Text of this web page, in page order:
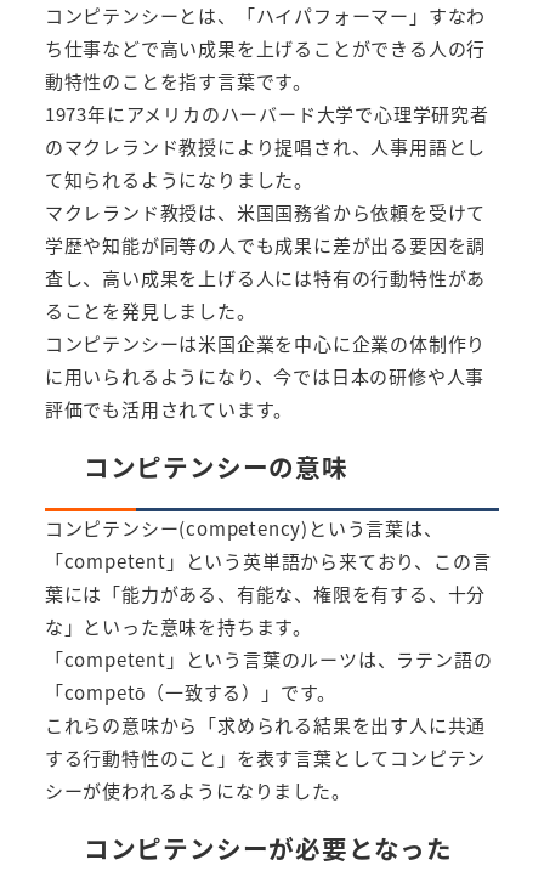
コンピテンシーとは、「ハイパフォーマー」すなわ
ち仕事などで高い成果を上げることができる人の行
動特性のことを指す言葉です。
1973年にアメリカのハーバード大学で心理学研究者
のマクレランド教授により提唱され、人事用語とし
て知られるようになりました。
マクレランド教授は、米国国務省から依頼を受けて
学歴や知能が同等の人でも成果に差が出る要因を調
査し、高い成果を上げる人には特有の行動特性があ
ることを発見しました。
コンピテンシーは米国企業を中心に企業の体制作り
に用いられるようになり、今では日本の研修や人事
評価でも活用されています。
コンピテンシーの意味
コンピテンシー(competency)という言葉は、
「competent」という英単語から来ており、この言
葉には「能力がある、有能な、権限を有する、十分
な」といった意味を持ちます。
「competent」という言葉のルーツは、ラテン語の
「competō（一致する）」です。
これらの意味から「求められる結果を出す人に共通
する行動特性のこと」を表す言葉としてコンピテン
シーが使われるようになりました。
コンピテンシーが必要となった